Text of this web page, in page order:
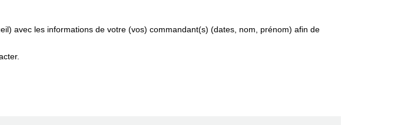
avec les informations de votre (vos) commandant(s) (dates, nom, prénom) afin de